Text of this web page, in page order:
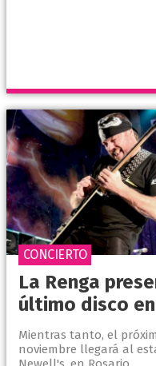
La Renga
último disco
Mientras tanto, el
noviembre llegará al
CONCIERTO